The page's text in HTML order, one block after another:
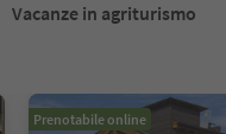
Vacanze in agriturismo
Prenotabile online